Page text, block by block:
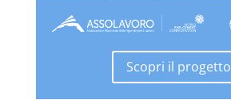
Scopri il progetto